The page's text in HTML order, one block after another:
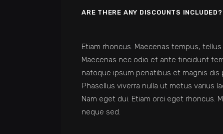
ARE THERE ANY DISCOUNTS INCLUDED?
Etiam rhoncus. Maecenas tempus,
Maecenas nec odio et ante tincidunt
natoque ipsum penatibus et magnis dis
Phasellus viverra nulla ut metus varius
Nam eget dui. Etiam orci eget rhoncus.
neque sed.